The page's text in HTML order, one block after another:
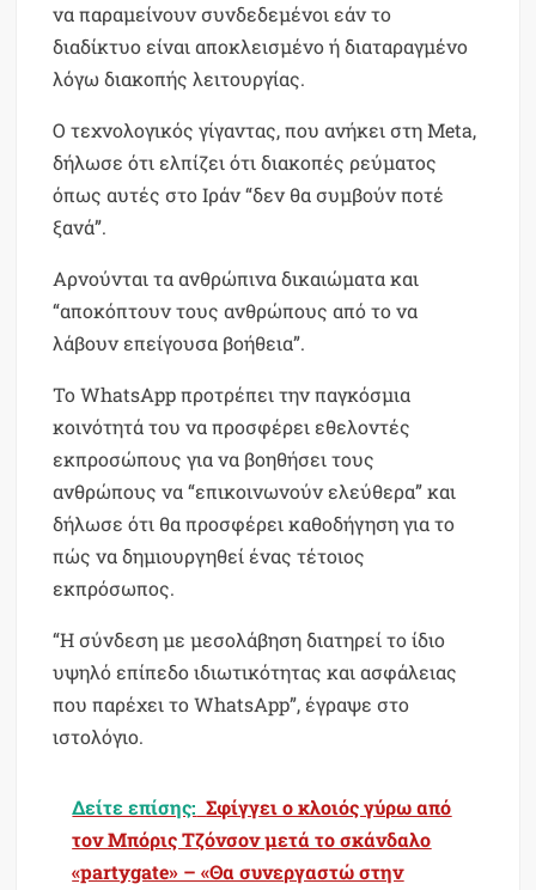
να παραμείνουν συνδεδεμένοι εάν το
διαδίκτυο είναι αποκλεισμένο ή διαταραγμένο
λόγω διακοπής λειτουργίας.
Ο τεχνολογικός γίγαντας, που ανήκει στη Meta,
δήλωσε ότι ελπίζει ότι διακοπές ρεύματος
όπως αυτές στο Ιράν “δεν θα συμβούν ποτέ
ξανά”.
Αρνούνται τα ανθρώπινα δικαιώματα και
“αποκόπτουν τους ανθρώπους από το να
λάβουν επείγουσα βοήθεια”.
Το WhatsApp προτρέπει την παγκόσμια
κοινότητά του να προσφέρει εθελοντές
εκπροσώπους για να βοηθήσει τους
ανθρώπους να “επικοινωνούν ελεύθερα” και
δήλωσε ότι θα προσφέρει καθοδήγηση για το
πώς να δημιουργηθεί ένας τέτοιος
εκπρόσωπος.
“Η σύνδεση με μεσολάβηση διατηρεί το ίδιο
υψηλό επίπεδο ιδιωτικότητας και ασφάλειας
που παρέχει το WhatsApp”, έγραψε στο
ιστολόγιο.
Δείτε επίσης: Σφίγγει ο κλοιός γύρω από
τον Μπόρις Τζόνσον μετά το σκάνδαλο
«partygate» – «Θα συνεργαστώ στην